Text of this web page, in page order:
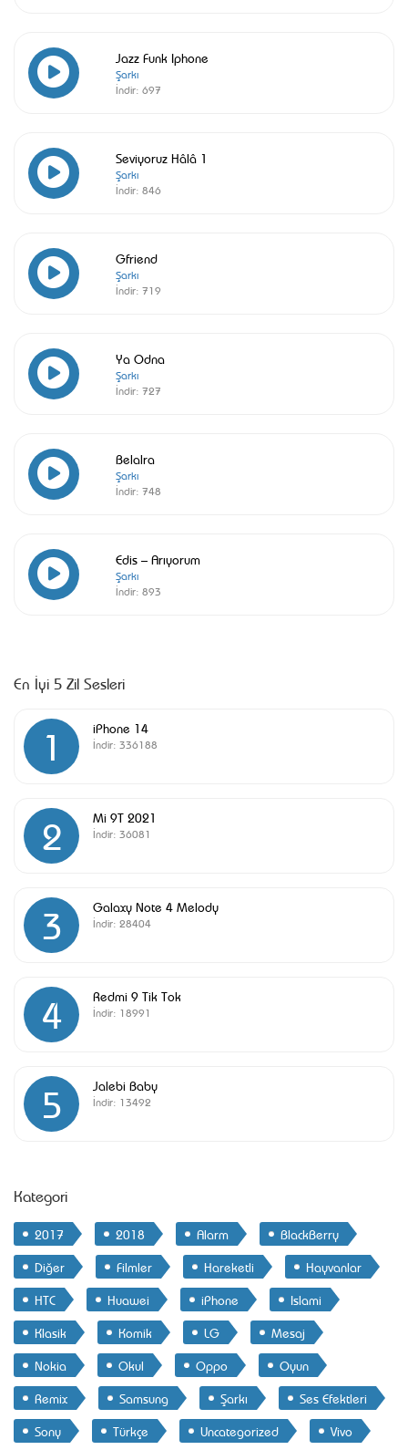
Jazz Funk Iphone
Şarkı
İndir: 697
Seviyoruz Hâlâ 1
Şarkı
İndir: 846
Gfriend
Şarkı
İndir: 719
Ya Odna
Şarkı
İndir: 727
Belalra
Şarkı
İndir: 748
Edis – Arıyorum
Şarkı
İndir: 893
En İyi 5 Zil Sesleri
1 iPhone 14
İndir: 336188
2 Mi 9T 2021
İndir: 36081
3 Galaxy Note 4 Melody
İndir: 28404
4 Redmi 9 Tik Tok
İndir: 18991
5 Jalebi Baby
İndir: 13492
Kategori
2017 2018 Alarm
BlackBerry
Diğer
Filmler Hareketli
Hayvanlar
HTC
Huawei iPhone
Islami
Klasik
Komik LG
Mesaj
Nokia
Okul Oppo
Oyun
Remix
Samsung Şarkı
Ses Efektleri
Sony
Türkçe Uncategorized Vivo